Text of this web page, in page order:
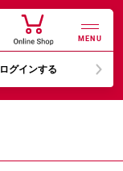
MENU
ログインする